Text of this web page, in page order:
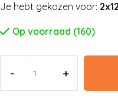
Je hebt gekozen voor:
Op voorraad (160)
- +